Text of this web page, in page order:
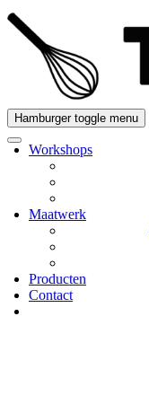
Workshops
Maatwerk
Producten
Contact
Hamburger toggle menu